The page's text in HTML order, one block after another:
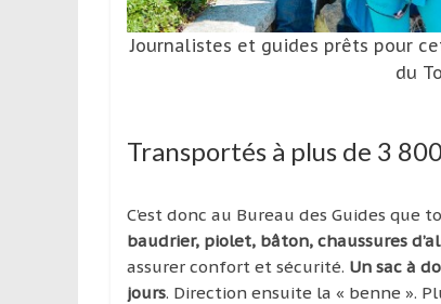
Journalistes et guides prêts pour
du
Transportés à plus de 3
C’est donc au Bureau des Guides que
baudrier, piolet, bâton, chaussures
assurer confort et sécurité. Un sac à
jours. Direction ensuite la « benne ».